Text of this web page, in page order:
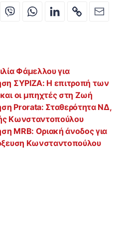
Φάμελλου για
ΣΥΡΙΖΑ: Η επιτροπή των
οι μπηχτές στη Ζωή
Prorata: Σταθερότητα ΝΔ,
Κωνσταντοπούλου
MRB: Οριακή άνοδος για
Κωνσταντοπούλου